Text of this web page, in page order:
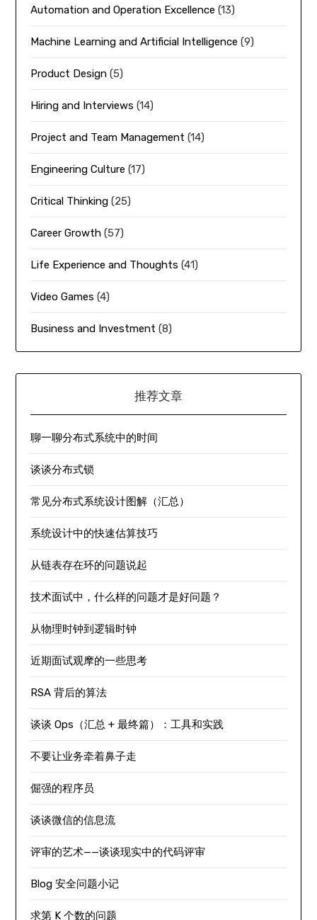
Automation and Operation Excellence (13)
Machine Learning and Artificial Intelligence (9)
Product Design (5)
Hiring and Interviews (14)
Project and Team Management (14)
Engineering Culture (17)
Critical Thinking (25)
Career Growth (57)
Life Experience and Thoughts (41)
Video Games (4)
Business and Investment (8)
推荐文章
聊一聊分布式系统中的时间
谈谈分布式锁
常见分布式系统设计图解（汇总）
系统设计中的快速估算技巧
从链表存在环的问题说起
技术面试中，什么样的问题才是好问题？
从物理时钟到逻辑时钟
近期面试观摩的一些思考
RSA 背后的算法
谈谈 Ops（汇总 + 最终篇）：工具和实践
不要让业务牵着鼻子走
倔强的程序员
谈谈微信的信息流
评审的艺术——谈谈现实中的代码评审
Blog 安全问题小记
求第 K 个数的问题